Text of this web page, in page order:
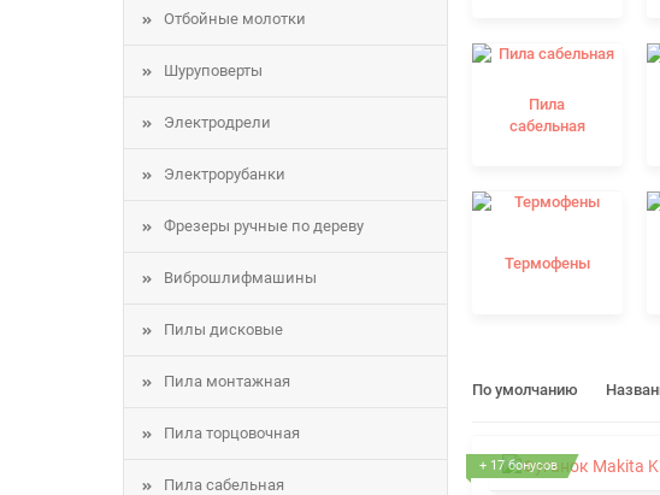
Отбойные молотки
Шуруповерты
Электродрели
Электрорубанки
Фрезеры ручные по дереву
Виброшлифмашины
Пилы дисковые
Пила монтажная
Пила торцовочная
Пила сабельная
Пила
сабельная
Термофены
По умолчанию
+ 17 бонусов